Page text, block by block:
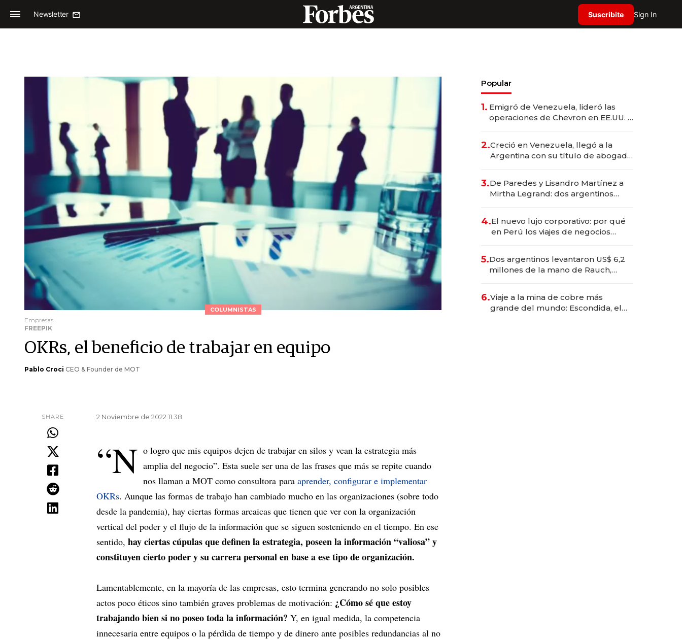
Newsletter Suscribite Sign In
COLUMNISTAS
Empresas
FREEPIK
OKRs, el beneficio de trabajar en equipo
Pablo Croci CEO & Founder de MOT
SHARE 2 Noviembre de 2022 11.38
“N o logro que mis equipos dejen de trabajar en silos y vean la estrategia más
amplia del negocio”. Esta suele ser una de las frases que más se repite cuando
nos llaman a MOT como consultora para aprender, configurar e implementar
OKRs. Aunque las formas de trabajo han cambiado mucho en las organizaciones (sobre todo
desde la pandemia), hay ciertas formas arcaicas que tienen que ver con la organización
vertical del poder y el flujo de la información que se siguen sosteniendo en el tiempo. En ese
sentido, hay ciertas cúpulas que definen la estrategia, poseen la información “valiosa” y
constituyen cierto poder y su carrera personal en base a ese tipo de organización.
Lamentablemente, en la mayoría de las empresas, esto termina generando no solo posibles
actos poco éticos sino también graves problemas de motivación: ¿Cómo sé que estoy
trabajando bien si no poseo toda la información? Y, en igual medida, la competencia
innecesaria entre equipos o la pérdida de tiempo y de dinero ante posibles redundancias al no
Popular
1. Emigró de Venezuela, lideró las
operaciones de Chevron en EE.UU. y
2.Creció en Venezuela, llegó a la
Argentina con su título de abogado
marcas "fast premium"
3.De Paredes y Lisandro Martínez a
Mirtha Legrand: dos argentinos
4.El nuevo lujo corporativo: por qué
en Perú los viajes de negocios
transformadoras
5.Dos argentinos levantaron US$ 6,2
millones de la mano de Rauch,
6.Viaje a la mina de cobre más
grande del mundo: Escondida, el